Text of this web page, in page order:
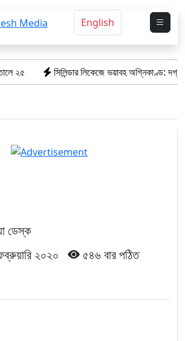
English
সিলিন্ডার লিকেজে ভয়াবহ অগ্নিকাণ্ড: দগ্ধ ৩
ডেস্ক
২০২০
৫৪৬ বার পঠিত